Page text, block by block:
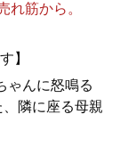
れ筋から。
】
ゃんに怒鳴る
隣に座る母親